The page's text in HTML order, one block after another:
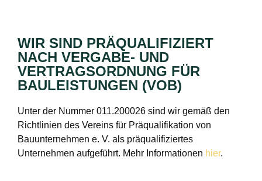
WIR SIND PRÄQUALIFIZIERT
NACH VERGABE- UND
VERTRAGSORDNUNG FÜR
BAULEISTUNGEN (VOB)
Unter der Nummer 011.200026 sind wir gemäß den
Richtlinien des Vereins für Präqualifikation von
Bauunternehmen e. V. als präqualifiziertes
Unternehmen aufgeführt. Mehr Informationen hier.